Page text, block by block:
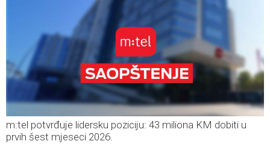
m:tel potvrđuje lidersku poziciju: 43 miliona KM dobiti u
prvih šest mjeseci 2026.